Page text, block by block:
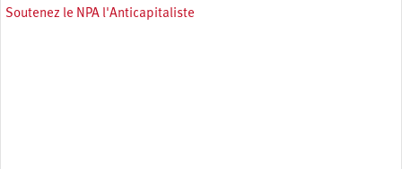
Soutenez le NPA l'Anticapitaliste